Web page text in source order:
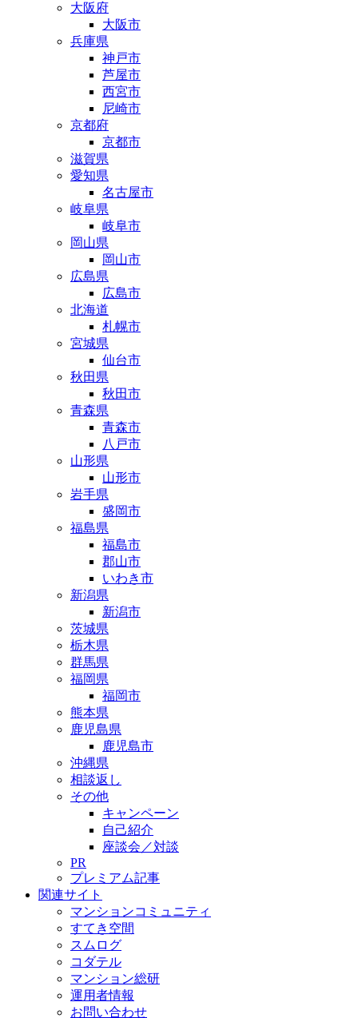
大阪府
大阪市
兵庫県
神戸市
芦屋市
西宮市
尼崎市
京都府
京都市
滋賀県
愛知県
名古屋市
岐阜県
岐阜市
岡山県
岡山市
広島県
広島市
北海道
札幌市
宮城県
仙台市
秋田県
秋田市
青森県
青森市
八戸市
山形県
山形市
岩手県
盛岡市
福島県
福島市
郡山市
いわき市
新潟県
新潟市
茨城県
栃木県
群馬県
福岡県
福岡市
熊本県
鹿児島県
鹿児島市
沖縄県
相談返し
その他
キャンペーン
自己紹介
座談会／対談
PR
プレミアム記事
関連サイト
マンションコミュニティ
すてき空間
スムログ
コダテル
マンション総研
運用者情報
お問い合わせ